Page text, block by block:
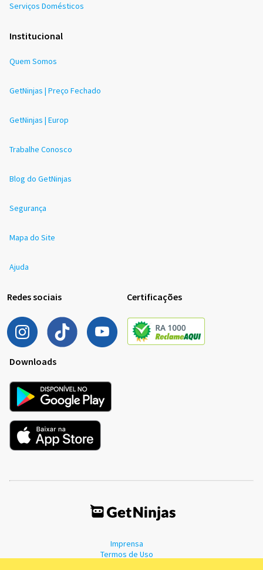
Serviços Domésticos
Institucional
Quem Somos
GetNinjas | Preço Fechado
GetNinjas | Europ
Trabalhe Conosco
Blog do GetNinjas
Segurança
Mapa do Site
Ajuda
Redes sociais Certificações
Downloads
Imprensa
Termos de Uso